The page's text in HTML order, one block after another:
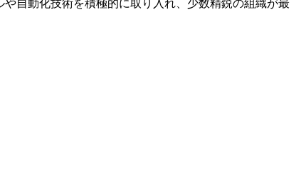
自動化技術を積極的に取り入れ、少数精鋭の組織が最